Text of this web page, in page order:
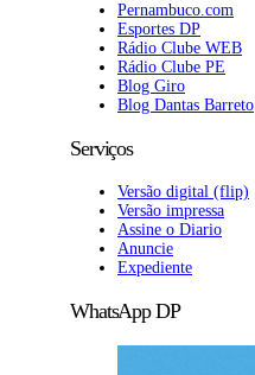
Pernambuco.com
Esportes DP
Rádio Clube WEB
Rádio Clube PE
Blog Giro
Blog Dantas Barreto
Serviços
Versão digital (flip)
Versão impressa
Assine o Diario
Anuncie
Expediente
WhatsApp DP